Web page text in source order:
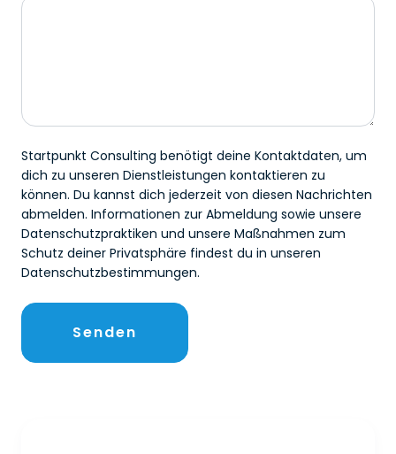
Startpunkt Consulting benötigt deine Kontaktdaten, um
dich zu unseren Dienstleistungen kontaktieren zu
können. Du kannst dich jederzeit von diesen Nachrichten
abmelden. Informationen zur Abmeldung sowie unsere
Datenschutzpraktiken und unsere Maßnahmen zum
Schutz deiner Privatsphäre findest du in unseren
Datenschutzbestimmungen.